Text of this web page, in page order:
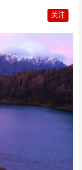
关注